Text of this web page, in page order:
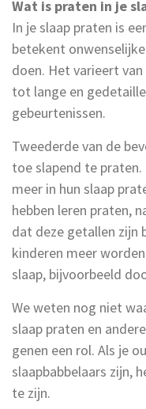
Wat is praten in je
In je slaap praten is
betekent
doen. Het varieert
tot lange en
gebeurtenissen.
Tweederde van de
toe slapend te
meer in hun slaap
hebben leren praten,
dat deze getallen
kinderen meer
slaap, bijvoorbeeld
We weten nog niet
slaap praten en
genen een rol. Als je
slaapbabbelaars zijn,
te zijn.